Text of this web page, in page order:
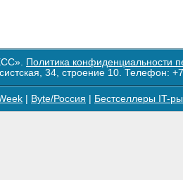
Политика конфиденциальности
34, строение 10. Телефон:
Byte/Россия Бестселлеры IT-